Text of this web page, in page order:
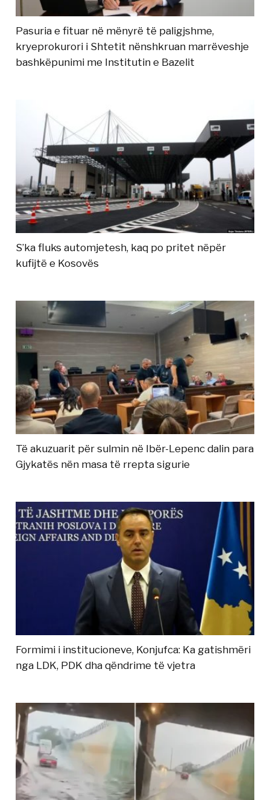
Pasuria e fituar në mënyrë të paligjshme,
kryeprokurori i Shtetit nënshkruan marrëveshje
bashkëpunimi me Institutin e Bazelit
S’ka fluks automjetesh, kaq po pritet nëpër
kufijtë e Kosovës
Të akuzuarit për sulmin në Ibër-Lepenc dalin para
Gjykatës nën masa të rrepta sigurie
Formimi i institucioneve, Konjufca: Ka gatishmëri
nga LDK, PDK dha qëndrime të vjetra